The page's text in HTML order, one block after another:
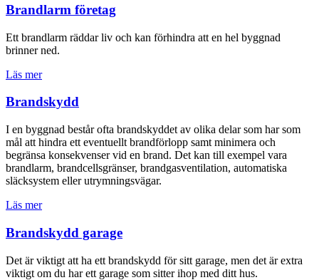
Brandlarm företag
Ett brandlarm räddar liv och kan förhindra att en hel byggnad
brinner ned.
Läs mer
Brandskydd
I en byggnad består ofta brandskyddet av olika delar som har som
mål att hindra ett eventuellt brandförlopp samt minimera och
begränsa konsekvenser vid en brand. Det kan till exempel vara
brandlarm, brandcellsgränser, brandgasventilation, automatiska
släcksystem eller utrymningsvägar.
Läs mer
Brandskydd garage
Det är viktigt att ha ett brandskydd för sitt garage, men det är extra
viktigt om du har ett garage som sitter ihop med ditt hus.